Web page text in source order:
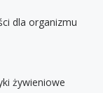
dla organizmu
żywieniowe